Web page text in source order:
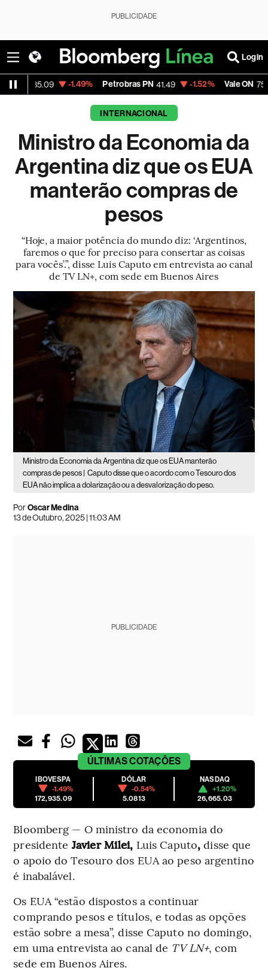
PUBLICIDADE
Login
-1.49% Petrobras PN 41.49 -1.52% Vale ON 75.16 -
INTERNACIONAL
Ministro da Economia da
Argentina diz que os EUA
manterão compras de
pesos
“Hoje, a maior potência do mundo diz: ‘Argentinos,
faremos o que for preciso para consertar as coisas
para vocês’.”, disse Luis Caputo em entrevista ao canal
de TV LN+, com sede em Buenos Aires
Ministro da Economia da Argentina diz que os EUA manterão
compras de pesos |
Caputo disse que o acordo com o Tesouro dos
EUA não implica a dolarização ou a desvalorização do peso.
PorOscar Medina
13 de Outubro, 2025 | 11:03 AM
PUBLICIDADE
ÚLTIMASCOTAÇÕES
IBOVESPA
-1.49%
172,935.09
DÓLAR
-0.54%
5.0813
NASDAQ
+1.20%
26,665.03
Bloomberg — O ministro da economia do
presidente Javier Milei, Luis Caputo, disse que
o apoio do Tesouro dos EUA ao peso argentino
é inabalável.
Os EUA “estão dispostos a continuar
comprando pesos e títulos, e todas as opções
estão sobre a mesa”, disse Caputo no domingo,
em uma entrevista ao canal de TV LN+, com
sede em Buenos Aires.